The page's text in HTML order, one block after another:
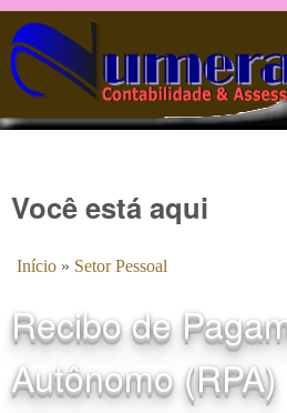
Pular para o
Você está aqui
Início » Setor Pessoal
Recibo de
Autônomo (RPA)